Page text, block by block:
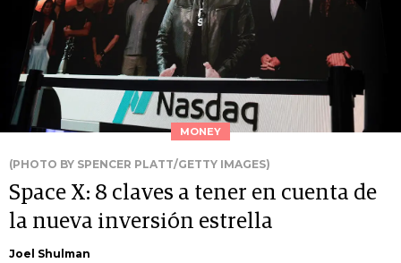
MONEY
(PHOTO BY SPENCER PLATT/GETTY IMAGES)
Space X: 8 claves a tener en cuenta de
la nueva inversión estrella
Joel Shulman